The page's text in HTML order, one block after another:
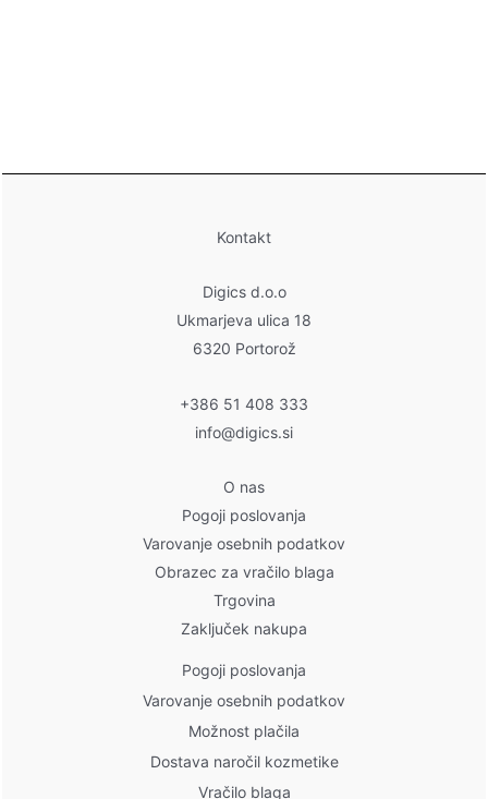
Kontakt
Digics d.o.o
Ukmarjeva ulica 18
6320 Portorož
+386 51 408 333
info@digics.si
O nas
Pogoji poslovanja
Varovanje osebnih podatkov
Obrazec za vračilo blaga
Trgovina
Zaključek nakupa
Pogoji poslovanja
Varovanje osebnih podatkov
Možnost plačila
Dostava naročil kozmetike
Vračilo blaga